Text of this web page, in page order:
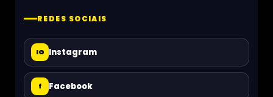
REDES SOCIAIS
IG Instagram
f Facebook